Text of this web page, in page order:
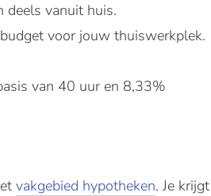
deels vanuit huis.
voor jouw thuiswerkplek.
van 40 uur en 8,33%
vakgebied hypotheken. Je